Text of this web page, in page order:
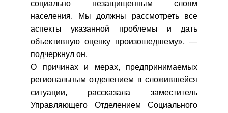
социально незащищенным слоям
населения. Мы должны рассмотреть все
аспекты указанной проблемы и дать
объективную оценку произошедшему», —
подчеркнул он.
О причинах и мерах, предпринимаемых
региональным отделением в сложившейся
ситуации, рассказала заместитель
Управляющего Отделением Социального